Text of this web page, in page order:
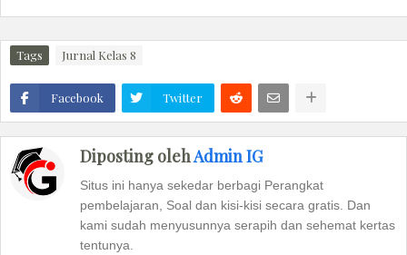
Tags Jurnal Kelas 8
Facebook Twitter
Diposting olehAdmin IG
Situs ini hanya sekedar berbagi Perangkat
pembelajaran, Soal dan kisi-kisi secara gratis. Dan
kami sudah menyusunnya serapih dan sehemat kertas
tentunya.